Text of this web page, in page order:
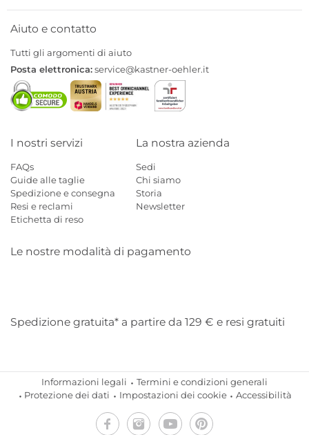
Aiuto e contatto
Tutti gli argomenti di aiuto
Posta elettronica:service@kastner-oehler.it
I nostri servizi
FAQs
Guide alle taglie
Spedizione e consegna
Resi e reclami
Etichetta di reso
La nostra azienda
Sedi
Chi siamo
Storia
Newsletter
Le nostre modalità di pagamento
Spedizione gratuita* a partire da 129 € e resi gratuiti
Informazioni legali
Termini e condizioni generali
Protezione dei dati
Impostazioni dei cookie Accessibilità